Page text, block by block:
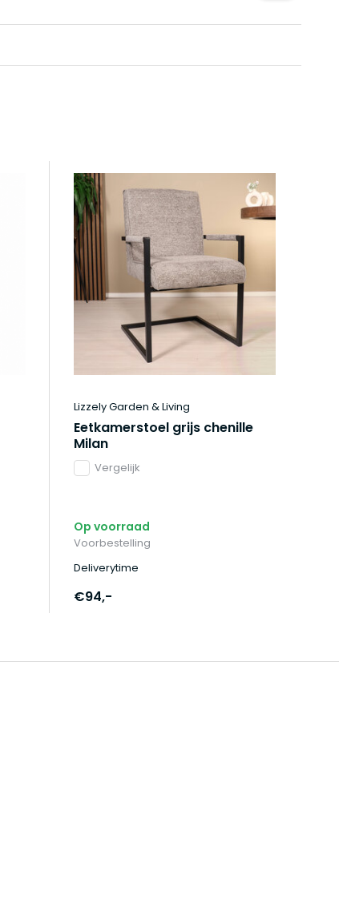
Lizzely Garden & Living
Eetkamerstoel grijs chenille
Milan
Vergelijk
Op voorraad
Voorbestelling
Deliverytime
€94,-